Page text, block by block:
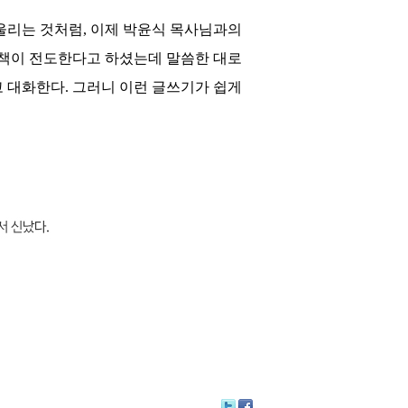
리는 것처럼, 이제 박윤식 목사님과의
이 전도한다고 하셨는데 말씀한 대로
대화한다. 그러니 이런 글쓰기가 쉽게